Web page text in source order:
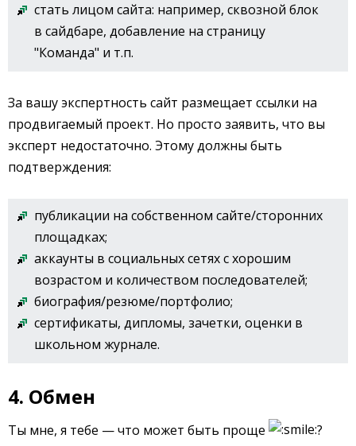
стать лицом сайта: например, сквозной блок
в сайдбаре, добавление на страницу
"Команда" и т.п.
За вашу экспертность сайт размещает ссылки на
продвигаемый проект. Но просто заявить, что вы
эксперт недостаточно. Этому должны быть
подтверждения:
публикации на собственном сайте/сторонних
площадках;
аккаунты в социальных сетях с хорошим
возрастом и количеством последователей;
биография/резюме/портфолио;
сертификаты, дипломы, зачетки, оценки в
школьном журнале.
4. Обмен
Ты мне, я тебе — что может быть проще
?